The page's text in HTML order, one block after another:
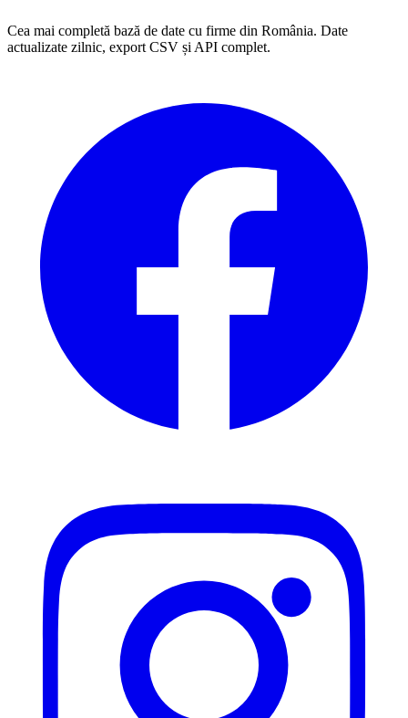
Cea mai completă bază de date cu firme din România. Date
actualizate zilnic, export CSV și API complet.